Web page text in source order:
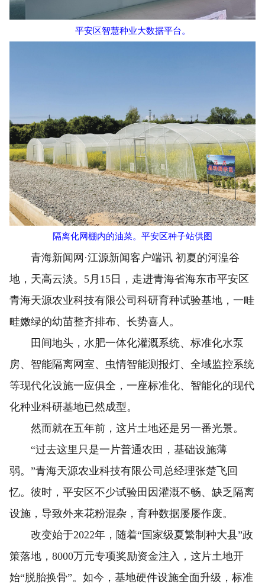
平安区智慧种业大数据平台。
隔离化网棚内的油菜。平安区种子站供图
青海新闻网·江源新闻客户端讯 初夏的河湟谷
地，天高云淡。5月15日，走进青海省海东市平安区
青海天源农业科技有限公司科研育种试验基地，一畦
畦嫩绿的幼苗整齐排布、长势喜人。
田间地头，水肥一体化灌溉系统、标准化水泵
房、智能隔离网室、虫情智能测报灯、全域监控系统
等现代化设施一应俱全，一座标准化、智能化的现代
化种业科研基地已然成型。
然而就在五年前，这片土地还是另一番光景。
“过去这里只是一片普通农田，基础设施薄
弱。”青海天源农业科技有限公司总经理张楚飞回
忆。彼时，平安区不少试验田因灌溉不畅、缺乏隔离
设施，导致外来花粉混杂，育种数据屡屡作废。
改变始于2022年，随着“国家级夏繁制种大县”政
策落地，8000万元专项奖励资金注入，这片土地开
始“脱胎换骨”。如今，基地硬件设施全面升级，标准